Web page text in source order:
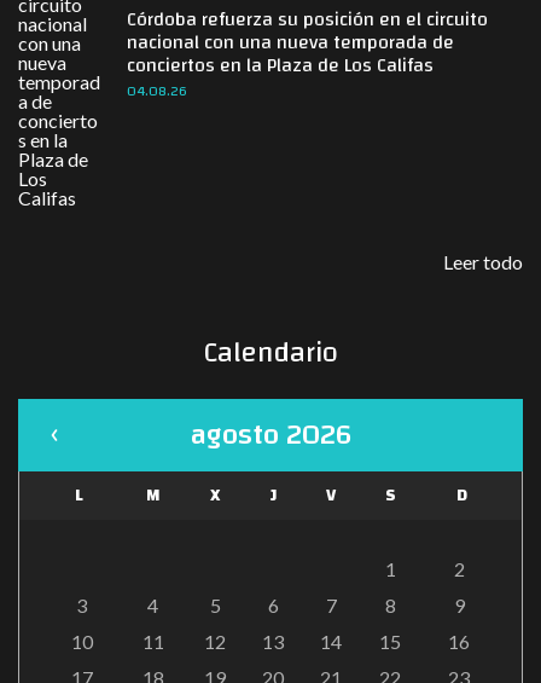
Córdoba refuerza su posición en el circuito
nacional con una nueva temporada de
conciertos en la Plaza de Los Califas
04.08.26
Leer todo
Calendario
agosto 2026
L M X J V S D
1
2
3
4 5 6 7 8
9
10
11 12 13 14 15
16
17
18 19 20 21 22
23